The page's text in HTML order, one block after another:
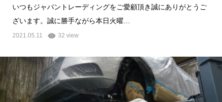
いつもジャパントレーディングをご愛顧頂き誠にありがとうご
ざいます。誠に勝手ながら本日火曜…
2021.05.11 32 view